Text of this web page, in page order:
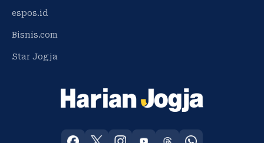
espos.id
Bisnis.com
Star Jogja